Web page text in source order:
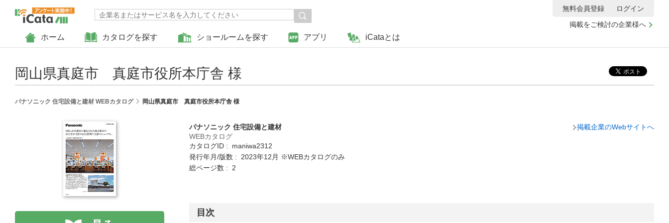
ホーム カタログを探す ショールームを探す アプリ iCataとは
掲載をご検討の企業様へ
無料会員登録 ログイン
岡山県真庭市 真庭市役所本庁舎 様
パナソニック 住宅設備と建材 WEBカタログ 岡山県真庭市 真庭市役所本庁舎 様
パナソニック 住宅設備と建材
WEBカタログ
カタログID : maniwa2312
発行年月/版数 : 2023年12月 ※WEBカタログのみ
総ページ数 : 2
掲載企業のWebサイトへ
目次